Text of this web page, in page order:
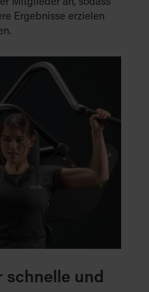
Mitglieder an, sodass
Ergebnisse erzielen
schnelle und